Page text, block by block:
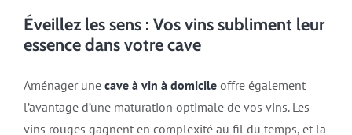
Éveillez les sens : Vos vins subliment leur
essence dans votre cave
Aménager une cave à vin à domicile offre également
l’avantage d’une maturation optimale de vos vins. Les
vins rouges gagnent en complexité au fil du temps, et la